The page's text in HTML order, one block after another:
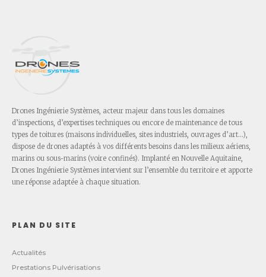
Drones Ingénierie Systèmes, acteur majeur dans tous les domaines
d’inspections, d’expertises techniques ou encore de maintenance de tous
types de toitures (maisons individuelles, sites industriels, ouvrages d’art…),
dispose de drones adaptés à vos différents besoins dans les milieux aériens,
marins ou sous-marins (voire confinés). Implanté en Nouvelle Aquitaine,
Drones Ingénierie Systèmes intervient sur l’ensemble du territoire et apporte
une réponse adaptée à chaque situation.
PLAN DU SITE
Actualités
Prestations Pulvérisations